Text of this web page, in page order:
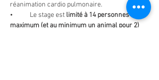
réanimation cardio pulmonaire.
•	Le stage est limité à 14 personnes
maximum (et au minimum un animal pour 2)